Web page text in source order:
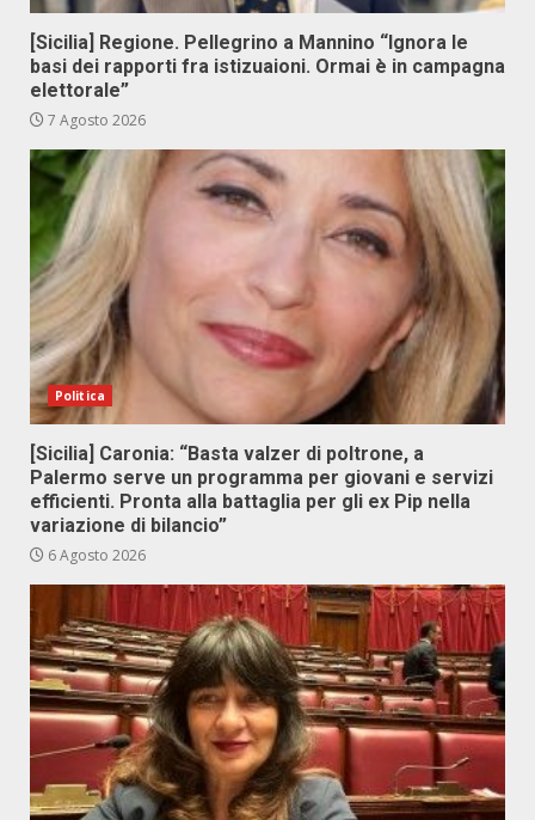
[Sicilia] Regione. Pellegrino a Mannino “Ignora le
basi dei rapporti fra istizuaioni. Ormai è in campagna
elettorale”
7 Agosto 2026
Politica
[Sicilia] Caronia: “Basta valzer di poltrone, a
Palermo serve un programma per giovani e servizi
efficienti. Pronta alla battaglia per gli ex Pip nella
variazione di bilancio”
6 Agosto 2026